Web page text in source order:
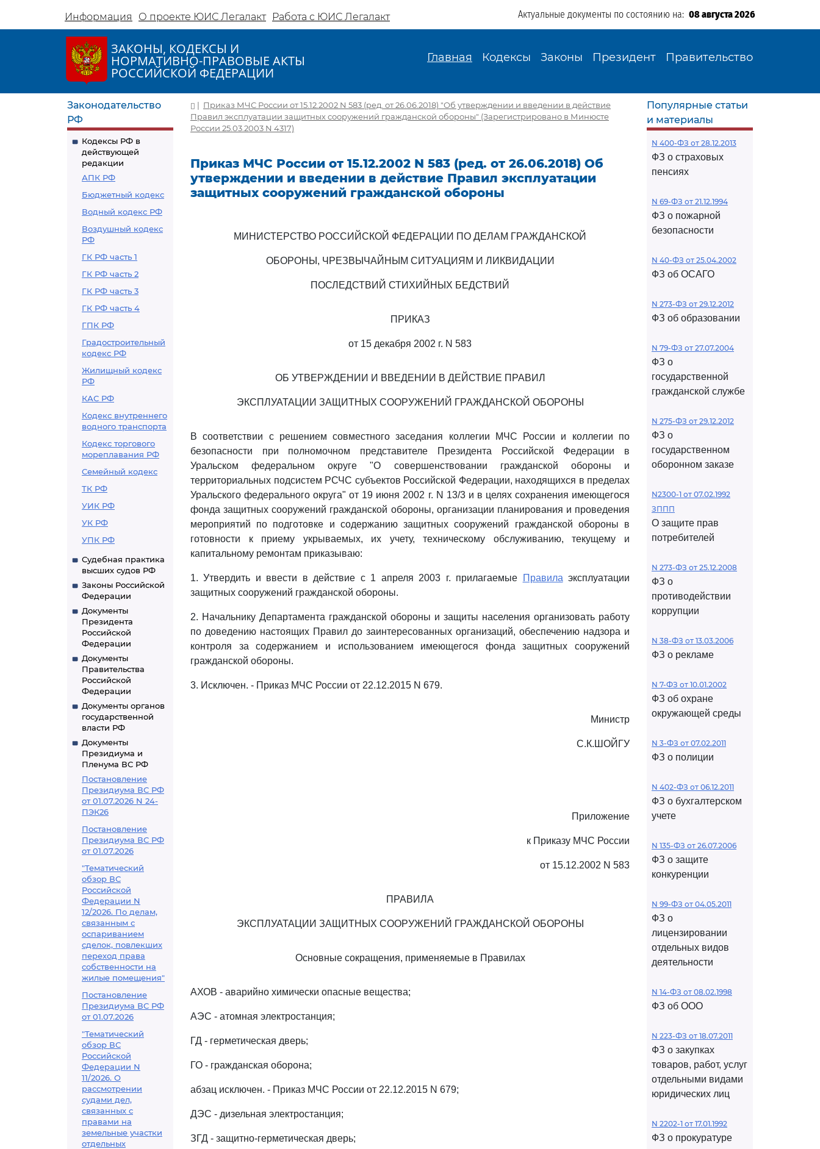
Информация О проекте ЮИС Легалакт Работа с ЮИС Легалакт Актуальные документы по состоянию на: 08 августа 2026
ЗАКОНЫ, КОДЕКСЫ И
НОРМАТИВНО-ПРАВОВЫЕ АКТЫ
РОССИЙСКОЙ ФЕДЕРАЦИИ
Главная Кодексы Законы Президент Правительство
Законодательство
РФ
Кодексы РФ в
действующей
редакции
АПК РФ
Бюджетный кодекс
Водный кодекс РФ
Воздушный кодекс
РФ
ГК РФ часть 1
ГК РФ часть 2
ГК РФ часть 3
ГК РФ часть 4
ГПК РФ
Градостроительный
кодекс РФ
Жилищный кодекс
РФ
КАС РФ
Кодекс внутреннего
водного транспорта
Кодекс торгового
мореплавания РФ
Семейный кодекс
ТК РФ
УИК РФ
УК РФ
УПК РФ
Судебная практика
высших судов РФ
Законы Российской
Федерации
Документы
Президента
Российской
Федерации
Документы
Правительства
Российской
Федерации
Документы органов
государственной
власти РФ
Документы
Президиума и
Пленума ВС РФ
Постановление
Президиума ВС РФ
от 01.07.2026 N 24-
ПЭК26
Постановление
Президиума ВС РФ
от 01.07.2026
"Тематический
обзор ВС
Российской
Федерации N
12/2026. По делам,
связанным с
оспариванием
сделок, повлекших
переход права
собственности на
жилые помещения"
Постановление
Президиума ВС РФ
от 01.07.2026
"Тематический
обзор ВС
Российской
Федерации N
11/2026. О
рассмотрении
судами дел,
связанных с
правами на
земельные участки
отдельных
| Приказ МЧС России от 15.12.2002 N 583 (ред. от 26.06.2018) "Об утверждении и введении в действие
Правил эксплуатации защитных сооружений гражданской обороны" (Зарегистрировано в Минюсте
России 25.03.2003 N 4317)
Приказ МЧС России от 15.12.2002 N 583 (ред. от 26.06.2018) Об
утверждении и введении в действие Правил эксплуатации
защитных сооружений гражданской обороны
МИНИСТЕРСТВО РОССИЙСКОЙ ФЕДЕРАЦИИ ПО ДЕЛАМ ГРАЖДАНСКОЙ
ОБОРОНЫ, ЧРЕЗВЫЧАЙНЫМ СИТУАЦИЯМ И ЛИКВИДАЦИИ
ПОСЛЕДСТВИЙ СТИХИЙНЫХ БЕДСТВИЙ
ПРИКАЗ
от 15 декабря 2002 г. N 583
ОБ УТВЕРЖДЕНИИ И ВВЕДЕНИИ В ДЕЙСТВИЕ ПРАВИЛ
ЭКСПЛУАТАЦИИ ЗАЩИТНЫХ СООРУЖЕНИЙ ГРАЖДАНСКОЙ ОБОРОНЫ
В соответствии с решением совместного заседания коллегии МЧС России и коллегии по
безопасности при полномочном представителе Президента Российской Федерации в
Уральском федеральном округе "О совершенствовании гражданской обороны и
территориальных подсистем РСЧС субъектов Российской Федерации, находящихся в пределах
Уральского федерального округа" от 19 июня 2002 г. N 13/3 и в целях сохранения имеющегося
фонда защитных сооружений гражданской обороны, организации планирования и проведения
мероприятий по подготовке и содержанию защитных сооружений гражданской обороны в
готовности к приему укрываемых, их учету, техническому обслуживанию, текущему и
капитальному ремонтам приказываю:
1. Утвердить и ввести в действие с 1 апреля 2003 г. прилагаемые Правила эксплуатации
защитных сооружений гражданской обороны.
2. Начальнику Департамента гражданской обороны и защиты населения организовать работу
по доведению настоящих Правил до заинтересованных организаций, обеспечению надзора и
контроля за содержанием и использованием имеющегося фонда защитных сооружений
гражданской обороны.
3. Исключен. - Приказ МЧС России от 22.12.2015 N 679.
Министр
С.К.ШОЙГУ
Приложение
к Приказу МЧС России
от 15.12.2002 N 583
ПРАВИЛА
ЭКСПЛУАТАЦИИ ЗАЩИТНЫХ СООРУЖЕНИЙ ГРАЖДАНСКОЙ ОБОРОНЫ
Основные сокращения, применяемые в Правилах
АХОВ - аварийно химически опасные вещества;
АЭС - атомная электростанция;
ГД - герметическая дверь;
ГО - гражданская оборона;
абзац исключен. - Приказ МЧС России от 22.12.2015 N 679;
ДЭС - дизельная электростанция;
ЗГД - защитно-герметическая дверь;
Популярные статьи
и материалы
N 400-ФЗ от 28.12.2013
ФЗ о страховых
пенсиях
N 69-ФЗ от 21.12.1994
ФЗ о пожарной
безопасности
N 40-ФЗ от 25.04.2002
ФЗ об ОСАГО
N 273-ФЗ от 29.12.2012
ФЗ об образовании
N 79-ФЗ от 27.07.2004
ФЗ о
государственной
гражданской службе
N 275-ФЗ от 29.12.2012
ФЗ о
государственном
оборонном заказе
N2300-1 от 07.02.1992
ЗППП
О защите прав
потребителей
N 273-ФЗ от 25.12.2008
ФЗ о
противодействии
коррупции
N 38-ФЗ от 13.03.2006
ФЗ о рекламе
N 7-ФЗ от 10.01.2002
ФЗ об охране
окружающей среды
N 3-ФЗ от 07.02.2011
ФЗ о полиции
N 402-ФЗ от 06.12.2011
ФЗ о бухгалтерском
учете
N 135-ФЗ от 26.07.2006
ФЗ о защите
конкуренции
N 99-ФЗ от 04.05.2011
ФЗ о
лицензировании
отдельных видов
деятельности
N 14-ФЗ от 08.02.1998
ФЗ об ООО
N 223-ФЗ от 18.07.2011
ФЗ о закупках
товаров, работ, услуг
отдельными видами
юридических лиц
N 2202-1 от 17.01.1992
ФЗ о прокуратуре